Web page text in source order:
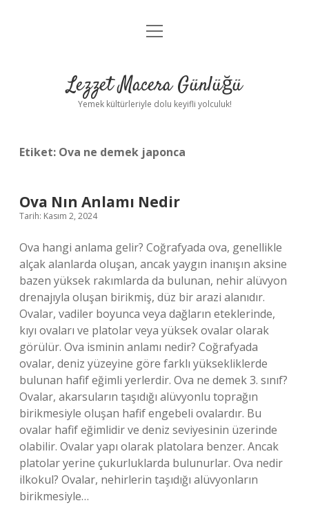
Anasayfa
Yasal Uyarı
menüyü
Lezzet Macera Günlüğü
Yemek kültürleriyle dolu keyifli yolculuk!
Etiket: Ova ne demek japonca
Ova Nın Anlamı Nedir
Tarih: Kasım 2, 2024
Ova hangi anlama gelir? Coğrafyada ova, genellikle
alçak alanlarda oluşan, ancak yaygın inanışın aksine
bazen yüksek rakımlarda da bulunan, nehir alüvyon
drenajıyla oluşan birikmiş, düz bir arazi alanıdır.
Ovalar, vadiler boyunca veya dağların eteklerinde,
kıyı ovaları ve platolar veya yüksek ovalar olarak
görülür. Ova isminin anlamı nedir? Coğrafyada
ovalar, deniz yüzeyine göre farklı yüksekliklerde
bulunan hafif eğimli yerlerdir. Ova ne demek 3. sınıf?
Ovalar, akarsuların taşıdığı alüvyonlu toprağın
birikmesiyle oluşan hafif engebeli ovalardır. Bu
ovalar hafif eğimlidir ve deniz seviyesinin üzerinde
olabilir. Ovalar yapı olarak platolara benzer. Ancak
platolar yerine çukurluklarda bulunurlar. Ova nedir
ilkokul? Ovalar, nehirlerin taşıdığı alüvyonların
birikmesiyle…